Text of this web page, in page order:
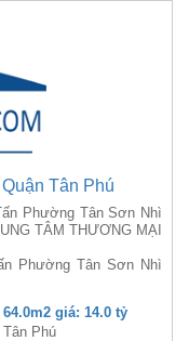
Tân Phú
Phường Tân Sơn Nhì
TÂM THƯƠNG MẠI
Phường Tân Sơn Nhì
giá: 14.0 tỷ
Phú